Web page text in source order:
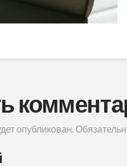
опубликован.